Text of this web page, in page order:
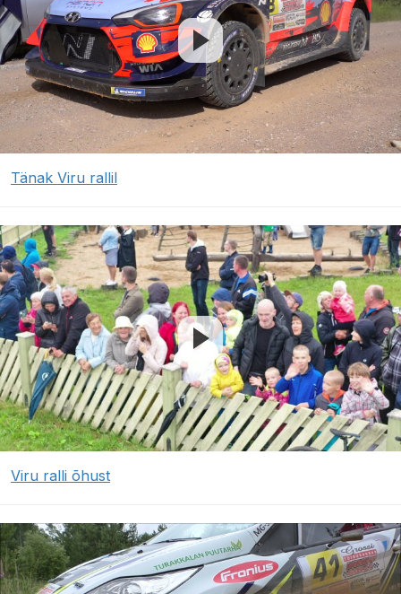
Tänak Viru rallil
Viru ralli õhust